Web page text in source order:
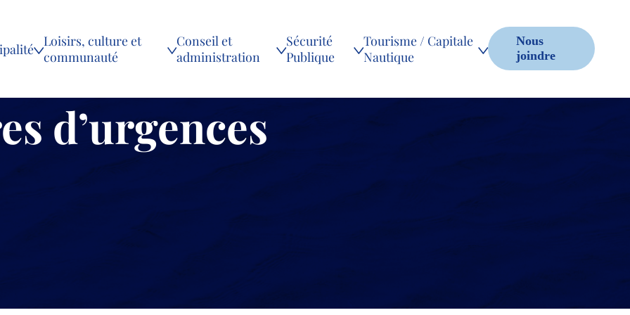
Loisirs, culture et
communauté
Conseil et
administration
Sécurité
Publique
Tourisme / Capitale
Nautique
Nous
joindre
d’urgences